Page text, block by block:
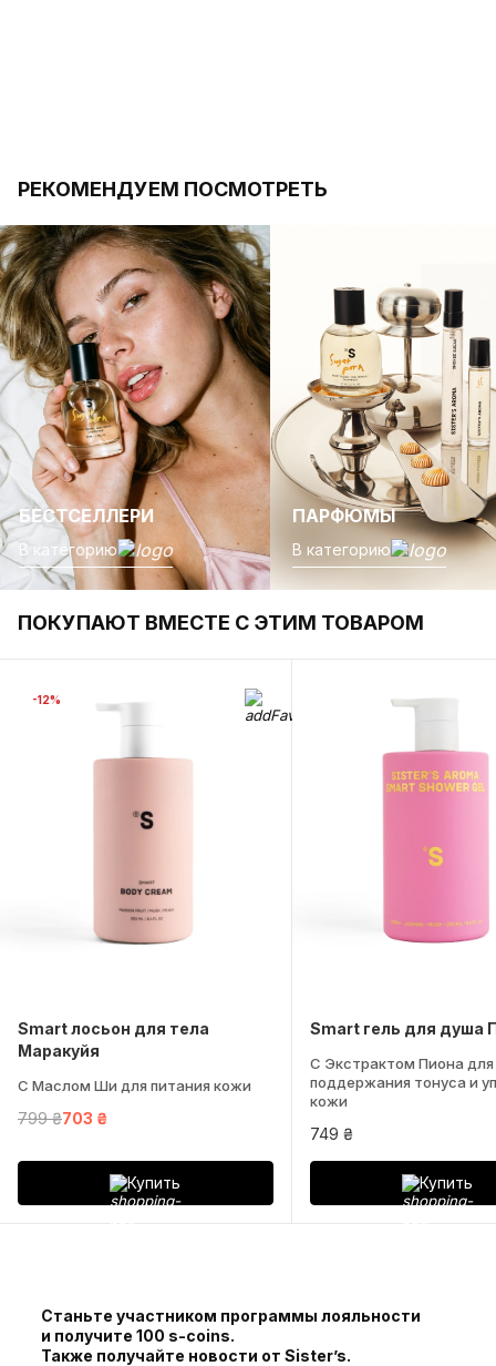
РЕКОМЕНДУЕМ ПОСМОТРЕТЬ
ПАРФЮМЫ
В категорию
АРОМАТЫ
В категорию
ПОКУПАЮТ ВМЕСТЕ С ЭТИМ ТОВАРОМ
-12%
Smart лосьон для тела
Маракуйя
С Маслом Ши для питания кожи
799 ₴703 ₴
Купить
Smart гель для душа
С Экстрактом Пиона для
поддержания тонуса и
кожи
749 ₴
Купить
Станьте участником программы лояльности
и получите 100 s-coins.
Также получайте новости от Sister’s.